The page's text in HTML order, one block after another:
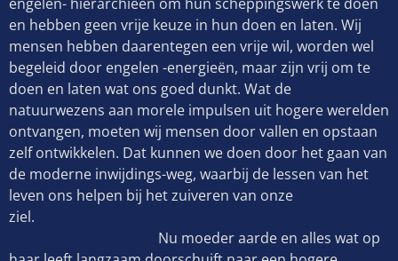
en hebben geen vrije keuze in hun doen en laten. Wij
mensen hebben daarentegen een vrije wil, worden wel
begeleid door engelen -energieën, maar zijn vrij om te
doen en laten wat ons goed dunkt. Wat de
natuurwezens aan morele impulsen uit hogere werelden
ontvangen, moeten wij mensen door vallen en opstaan
zelf ontwikkelen. Dat kunnen we doen door het gaan van
de moderne inwijdings-weg, waarbij de lessen van het
leven ons helpen bij het zuiveren van onze
ziel.
Nu moeder aarde en alles wat op